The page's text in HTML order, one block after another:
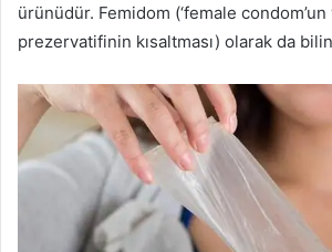
ürünüdür. Femidom (‘female condom’un
prezervatifinin kısaltması) olarak da